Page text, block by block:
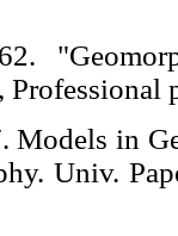
Models in
Univ.